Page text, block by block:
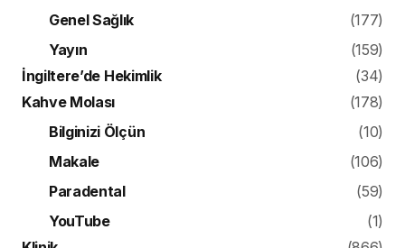
Genel Sağlık
(177)
Yayın
(159)
İngiltere’de Hekimlik
(34)
Kahve Molası
(178)
Bilginizi Ölçün
(10)
Makale
(106)
Paradental
(59)
YouTube
(1)